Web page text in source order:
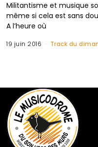
Militantisme et musique
même si cela est sans
A l’heure où
19 juin 2016 Track du